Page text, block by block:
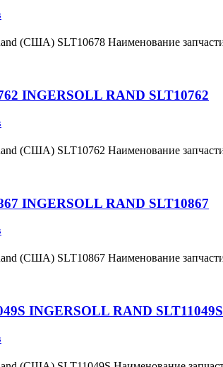
(США) SLT10678 Наименование
INGERSOLL RAND SLT10762
(США) SLT10762 Наименование
INGERSOLL RAND SLT10867
(США) SLT10867 Наименование
INGERSOLL RAND SLT11049S